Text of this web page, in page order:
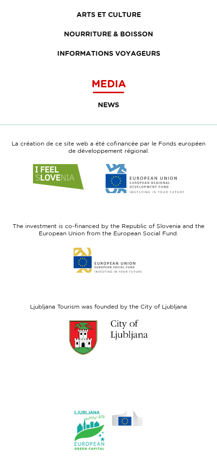
ARTS ET CULTURE
NOURRITURE & BOISSON
INFORMATIONS VOYAGEURS
MEDIA
NEWS
La création de ce site web a été cofinancée par le Fonds européen
de développement régional.
to
website
to
website
Fund
The investment is co-financed by the Republic of Slovenia and the
European Union from the European Social Fund.
to
website
Ljubljana Tourism was founded by the City of Ljubljana